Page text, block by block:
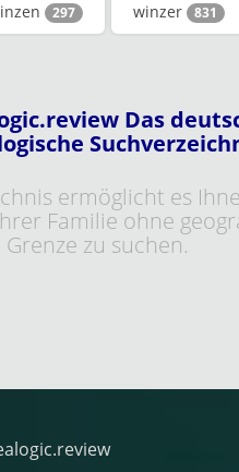
297 winzer 831
Das
ermöglicht es
Familie ohne
Grenze zu suchen.